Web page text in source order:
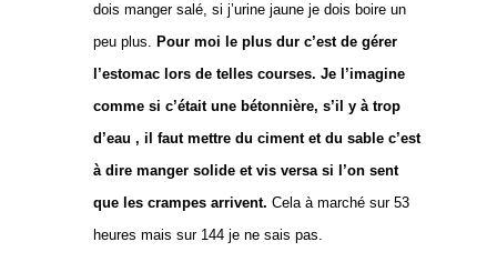
dois manger salé, si j’urine jaune je dois boire un
peu plus. Pour moi le plus dur c’est de gérer
l’estomac lors de telles courses. Je l’imagine
comme si c’était une bétonnière, s’il y à trop
d’eau , il faut mettre du ciment et du sable c’est
à dire manger solide et vis versa si l’on sent
que les crampes arrivent. Cela à marché sur 53
heures mais sur 144 je ne sais pas.